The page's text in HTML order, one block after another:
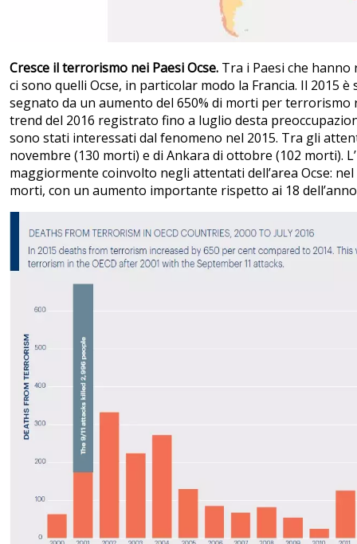
Cresce il terrorismo nei Paesi Ocse. Tra i Paesi che
ci sono quelli Ocse, in particolar modo la Francia. Il 2015
segnato da un aumento del 650% di morti per terrorismo
trend del 2016 registrato fino a luglio desta
sono stati interessati dal fenomeno nel 2015. Tra gli
novembre (130 morti) e di Ankara di ottobre (102 morti).
maggiormente coinvolto negli attentati dell’area Ocse:
morti, con un aumento importante rispetto ai 18